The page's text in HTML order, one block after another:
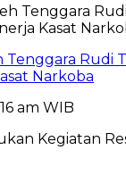
Tenggara Rudi
Narkoba
am WIB